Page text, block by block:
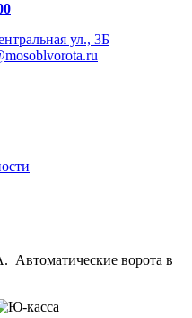
ул., 3Б
ворота в